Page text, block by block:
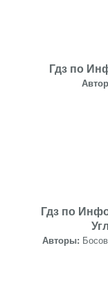
Гдз по
Гдз по
Авторы: